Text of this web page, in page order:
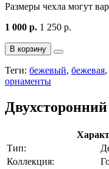
Размеры чехла могут
1 000 р. 1 250 р.
В корзину
Теги: бежевый, бежевая,
орнаменты
Тип:
Коллекция: